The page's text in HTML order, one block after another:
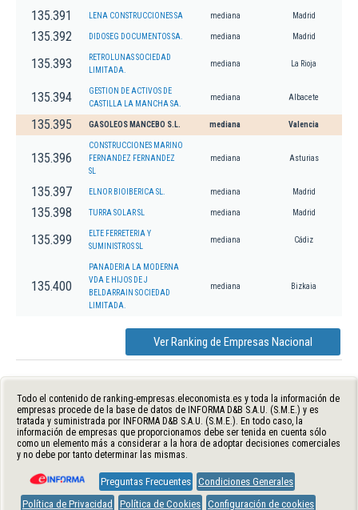
135.391 LENA CONSTRUCCIONES SA mediana Madrid
135.392 DIDOSEG DOCUMENTOS SA. mediana Madrid
135.393
RETROLUNAS SOCIEDAD
LIMITADA.
mediana La Rioja
135.394
GESTION DE ACTIVOS DE
CASTILLA LA MANCHA SA.
mediana Albacete
135.395 GASOLEOS MANCEBO S.L. mediana Valencia
135.396
CONSTRUCCIONES MARINO
FERNANDEZ FERNANDEZ
SL
mediana Asturias
135.397 ELNOR BIOIBERICA SL. mediana Madrid
135.398 TURRA SOLAR SL mediana Madrid
135.399
ELTE FERRETERIA Y
SUMINISTROS SL
mediana Cádiz
135.400
PANADERIA LA MODERNA
VDA E HIJOS DE J
BELDARRAIN SOCIEDAD
LIMITADA.
mediana Bizkaia
Ver Ranking de Empresas Nacional
Todo el contenido de ranking-empresas.eleconomista.es y toda la información de
empresas procede de la base de datos de INFORMA D&B S.A.U. (S.M.E.) y es
tratada y suministrada por INFORMA D&B S.A.U. (S.M.E.). En todo caso, la
información de empresas que proporcionamos debe ser tenida en cuenta sólo
como un elemento más a considerar a la hora de adoptar decisiones comerciales
y no debe por tanto determinar las mismas.
Preguntas Frecuentes Condiciones Generales
Política de Privacidad
Política de Cookies Configuración de cookies